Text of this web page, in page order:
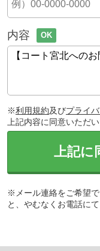
内容 OK
※利用規約及びプライ
上記内容に同意いただ
上記に
※メール連絡をご希望
と、やむなくお電話に